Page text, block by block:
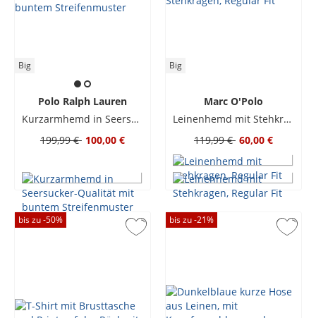
Big
Polo Ralph Lauren
Kurzarmhemd in Seersucker-Qualität mit buntem Streifenmuster
199,99 € 100,00 €
Big
Marc O'Polo
Leinenhemd mit Stehkragen, Regular Fit
119,99 € 60,00 €
bis zu -50% bis zu -21%